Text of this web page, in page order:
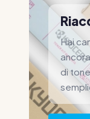
Hai
di